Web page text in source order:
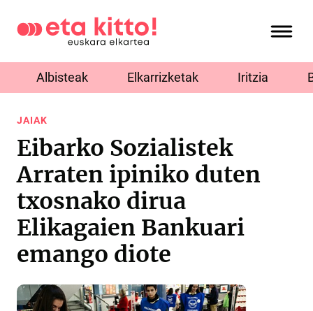
Albisteak Elkarrizketak Iritzia
JAIAK
Eibarko Sozialistek
Arraten ipiniko duten
txosnako dirua
Elikagaien Bankuari
emango diote